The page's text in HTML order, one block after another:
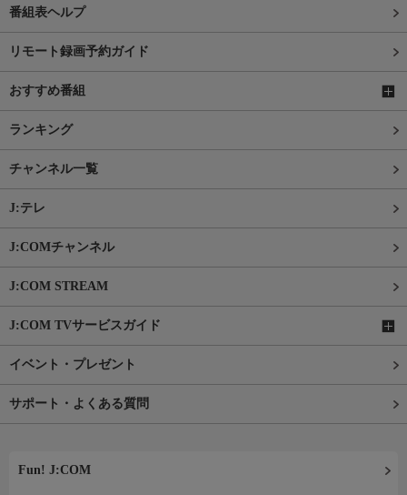
番組表ヘルプ
リモート録画予約ガイド
おすすめ番組
ランキング
チャンネル一覧
J:テレ
J:COMチャンネル
J:COM STREAM
J:COM TVサービスガイド
イベント・プレゼント
サポート・よくある質問
Fun! J:COM